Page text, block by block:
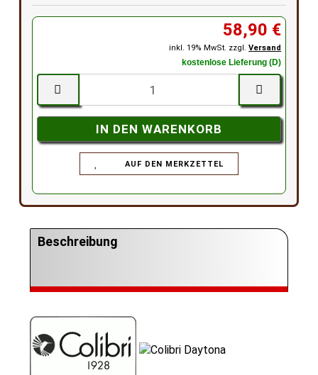
58,90 €
inkl. 19% MwSt. zzgl.Versand
kostenlose Lieferung (D)
AUF DEN MERKZETTEL
Beschreibung